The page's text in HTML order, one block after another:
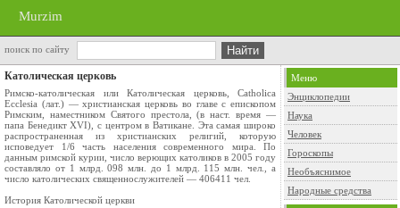
Murzim
поиск по сайту
Католическая церковь
Римско-католическая или Католическая церковь, Catholica
Ecclesia (лат.) — христианская церковь во главе с епископом
Римским, наместником Святого престола, (в наст. время —
папа Бенедикт XVI), с центром в Ватикане. Эта самая широко
распространенная из христианских религий, которую
исповедует 1/6 часть населения современного мира. По
данным римской курии, число верющих католиков в 2005 году
составляло от 1 млрд. 098 млн. до 1 млрд. 115 млн. чел., а
число католических священнослужителей — 406411 чел.
История Католической церкви
Меню
Энциклопедии
Наука
Человек
Гороскопы
Необъяснимое
Народные средства